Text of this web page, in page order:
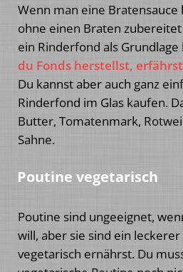
Wenn man eine
ohne einen Braten
ein Rinderfond als
du Fonds herstellst,
Du kannst aber auch ganz
Rinderfond im Glas kaufen.
Butter, Tomatenmark,
Sahne.
Poutine vegetarisch
Poutine sind ungeeignet,
will, aber sie sind ein leckerer
vegetarisch ernährst. Du